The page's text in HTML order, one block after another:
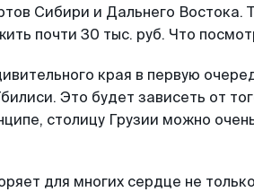
Сибири и Дальнего Востока.
почти 30 тыс. руб. Что
края в первую
Это будет зависеть от
столицу Грузии можно
для многих сердце не